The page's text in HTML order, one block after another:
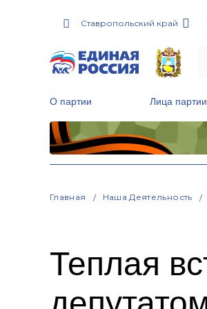
Ставропольский край
О партии Лица партии
Главная Наша Деятельность
Теплая